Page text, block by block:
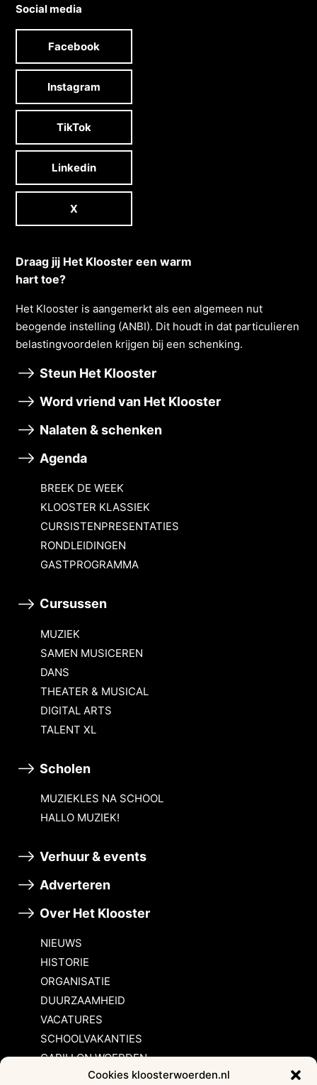
Cookies kloosterwoerden.nl
Social media
Facebook
Instagram
TikTok
Linkedin
X
Draag jij Het Klooster een warm
hart toe?
Het Klooster is aangemerkt als een algemeen nut
beogende instelling (ANBI). Dit houdt in dat particulieren
belastingvoordelen krĳgen bĳ een schenking.
Steun Het Klooster
Word vriend van Het Klooster
Nalaten & schenken
Agenda
BREEK DE WEEK
KLOOSTER KLASSIEK
CURSISTENPRESENTATIES
RONDLEIDINGEN
GASTPROGRAMMA
Cursussen
MUZIEK
SAMEN MUSICEREN
DANS
THEATER & MUSICAL
DIGITAL ARTS
TALENT XL
Scholen
MUZIEKLES NA SCHOOL
HALLO MUZIEK!
Verhuur & events
Adverteren
Over Het Klooster
NIEUWS
HISTORIE
ORGANISATIE
DUURZAAMHEID
VACATURES
SCHOOLVAKANTIES
CARILLON WOERDEN